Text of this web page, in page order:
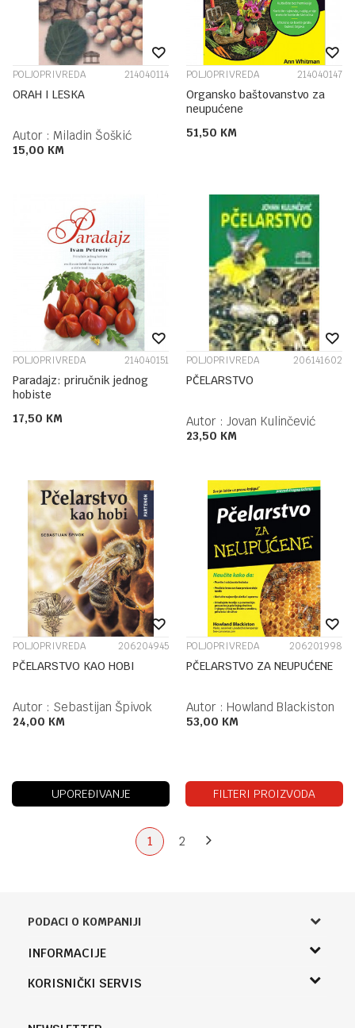
POLJOPRIVREDA 214040114
ORAH I LESKA
Autor : Miladin Šoškić
15,00 KM
POLJOPRIVREDA 214040147
Organsko baštovanstvo za
neupućene
51,50 KM
POLJOPRIVREDA 214040151
Paradajz: priručnik jednog
hobiste
17,50 KM
POLJOPRIVREDA 206141602
PČELARSTVO
Autor : Jovan Kulinčević
23,50 KM
POLJOPRIVREDA 206204945
PČELARSTVO KAO HOBI
Autor : Sebastijan Špivok
24,00 KM
POLJOPRIVREDA 206201998
PČELARSTVO ZA NEUPUĆENE
Autor : Howland Blackiston
53,00 KM
UPOREĐIVANJE FILTERI PROIZVODA
1 2
PODACI O KOMPANIJI
Knjižara Kultura
Knjaza Miloša 3A
INFORMACIJE
O nama
KORISNIČKI SERVIS